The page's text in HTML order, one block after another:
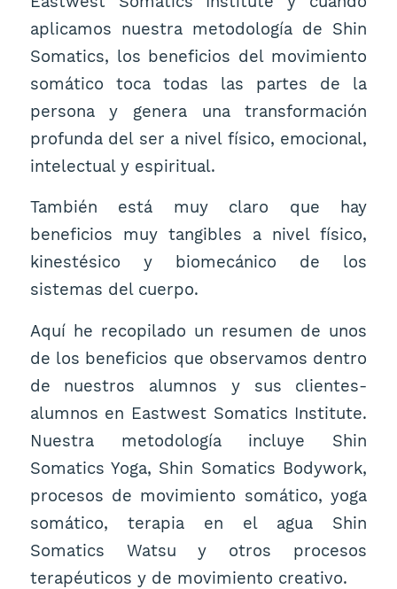
aplicamos nuestra metodología de Shin
Somatics, los beneficios del movimiento
somático toca todas las partes de la
persona y genera una transformación
profunda del ser a nivel físico, emocional,
intelectual y espiritual.
También está muy claro que hay
beneficios muy tangibles a nivel físico,
kinestésico y biomecánico de los
sistemas del cuerpo.
Aquí he recopilado un resumen de unos
de los beneficios que observamos dentro
de nuestros alumnos y sus clientes-
alumnos en Eastwest Somatics Institute.
Nuestra metodología incluye Shin
Somatics Yoga, Shin Somatics Bodywork,
procesos de movimiento somático, yoga
somático, terapia en el agua Shin
Somatics Watsu y otros procesos
terapéuticos y de movimiento creativo.